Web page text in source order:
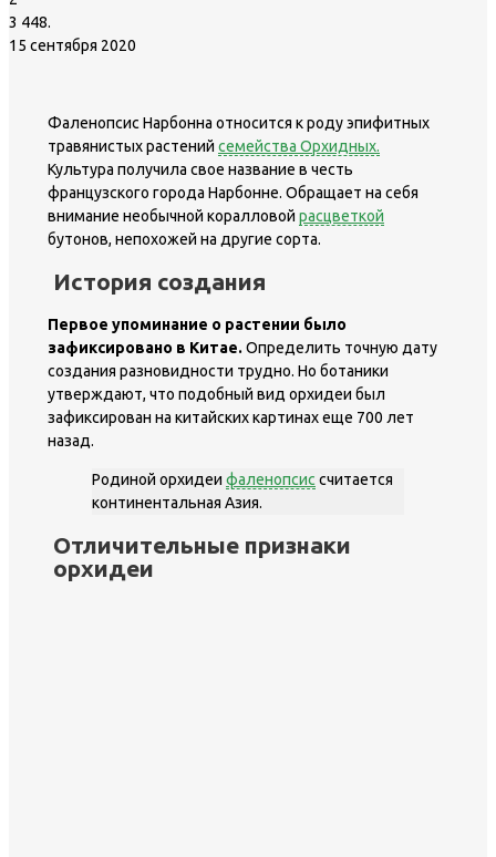
3 448.
15 сентября 2020
Фаленопсис Нарбонна относится к роду эпифитных
травянистых растений семейства Орхидных.
Культура получила свое название в честь
французского города Нарбонне. Обращает на себя
внимание необычной коралловой расцветкой
бутонов, непохожей на другие сорта.
История создания
Первое упоминание о растении было
зафиксировано в Китае. Определить точную дату
создания разновидности трудно. Но ботаники
утверждают, что подобный вид орхидеи был
зафиксирован на китайских картинах еще 700 лет
назад.
Родиной орхидеи фаленопсис считается
континентальная Азия.
Отличительные признаки
орхидеи